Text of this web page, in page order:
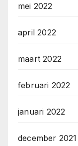
mei 2022
april 2022
maart 2022
februari 2022
januari 2022
december 2021